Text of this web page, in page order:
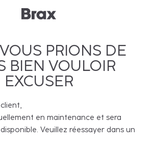
PRIONS DE
BIEN VOULOIR
EXCUSER
en maintenance et sera
Veuillez réessayer dans un